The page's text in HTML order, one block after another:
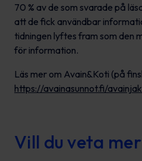
70 % av de som svarade på
att de fick användbar
tidningen lyftes fram som den
för information.
Läs mer om Avain&Koti (på
https://avainasunnot.fi/
Vill du veta